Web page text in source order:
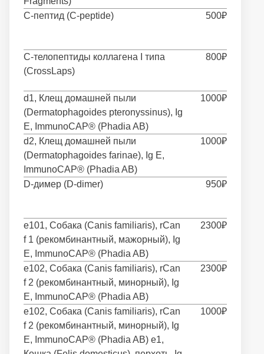
C-пептид (C-peptide) 500₽
C-телопептиды коллагена I типа
(CrossLaps)
800₽
d1, Клещ домашней пыли
(Dermatophagoides pteronyssinus), Ig
E, ImmunoCAP® (Phadia AB)
1000₽
d2, Клещ домашней пыли
(Dermatophagoides farinae), Ig E,
ImmunoCAP® (Phadia AB)
1000₽
D-димер (D-dimer) 950₽
e101, Собака (Canis familiaris), rCan
f 1 (рекомбинантный, мажорный), Ig
E, ImmunoCAP® (Phadia AB)
2300₽
e102, Собака (Canis familiaris), rCan
f 2 (рекомбинантный, минорный), Ig
E, ImmunoCAP® (Phadia AB)
2300₽
e102, Собака (Canis familiaris), rCan
f 2 (рекомбинантный, минорный), Ig
E, ImmunoCAP® (Phadia AB) e1,
1000₽